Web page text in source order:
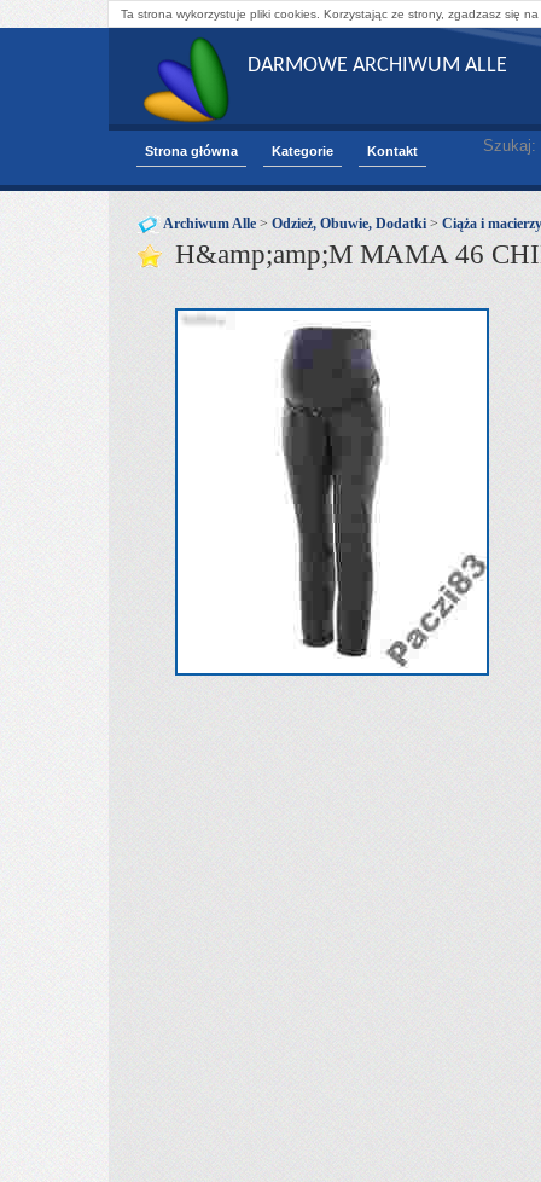
Ta strona wykorzystuje pliki cookies. Korzystając ze strony, zgadzasz się
DARMOWE ARCHIWUM ALLE
Strona główna Kategorie Kontakt Szukaj:
Archiwum Alle > Odzież, Obuwie, Dodatki > Ciąża i
H&amp;amp;M MAMA 46